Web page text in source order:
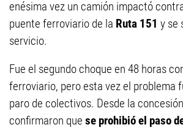
enésima vez un camión impactó
puente ferroviario de la Ruta 151 y se
servicio.
Fue el segundo choque en 48 horas
ferroviario, pero esta vez el problema
paro de colectivos. Desde la
confirmaron que se prohibió el paso